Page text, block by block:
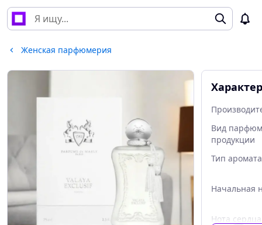
Женская парфюмерия
Вид
продукции
Тип аромата
Начальная
Нота сердца